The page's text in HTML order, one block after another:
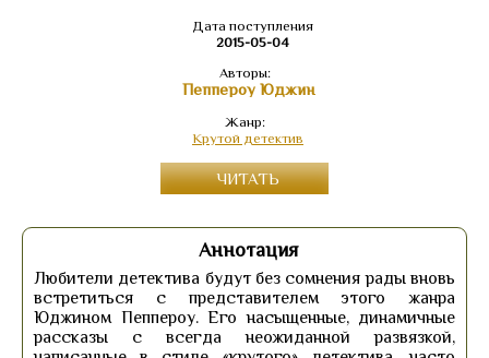
Дата поступления
2015-05-04
Авторы:
Пеппероу Юджин
Жанр:
Крутой детектив
ЧИТАТЬ
Аннотация
Любители детектива будут без сомнения рады вновь
встретиться с представителем этого жанра
Юджином Пеппероу. Его насыщенные, динамичные
рассказы с всегда неожиданной развязкой,